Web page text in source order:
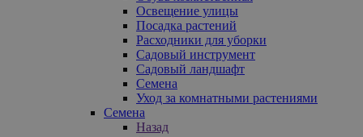
Освещение улицы
Посадка растений
Расходники для уборки
Садовый инструмент
Садовый ландшафт
Семена
Уход за комнатными растениями
Семена
Назад